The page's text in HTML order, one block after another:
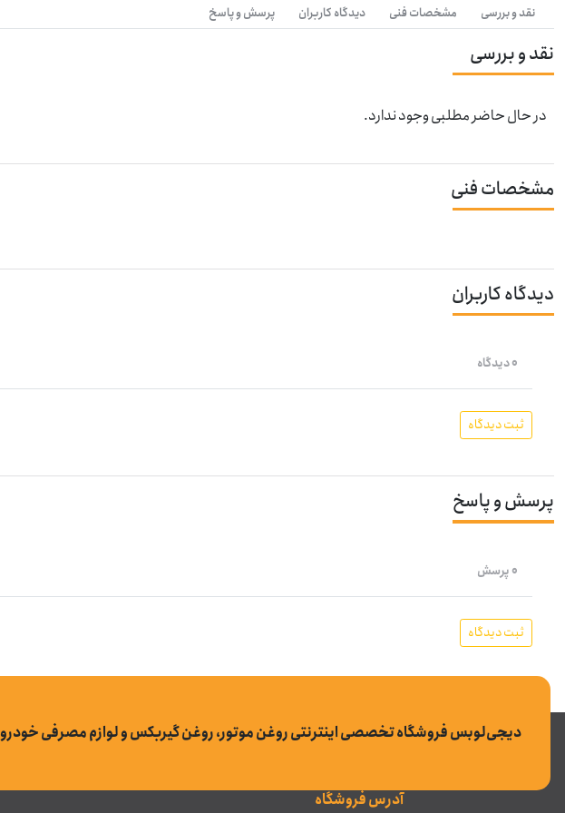
نقد و بررسی مشخصات فنی دیدگاه کاربران پرسش و پاسخ
نقد و بررسی
در حال حاضر مطلبی وجود ندارد.
مشخصات فنی
دیدگاه کاربران
0 دیدگاه
ثبت دیدگاه
پرسش و پاسخ
0 پرسش
ثبت دیدگاه
دیجی‌لوبس فروشگاه تخصصی اینترنتی روغن موتور، روغن گیربکس و لوازم مصرفی خودرو
آدرس فروشگاه